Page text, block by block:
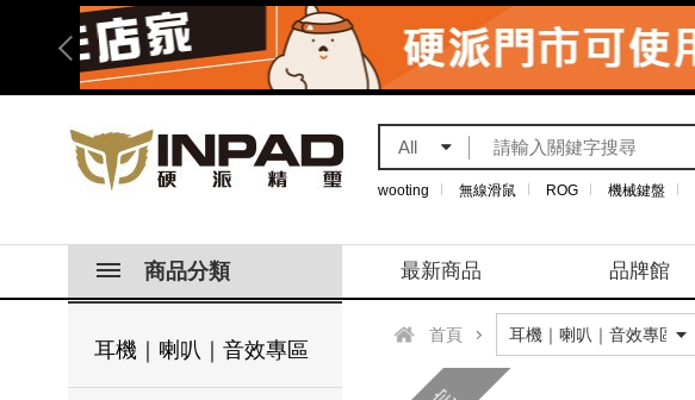
All
wooting 無線滑鼠 ROG 機械鍵盤
商品分類 最新商品 品牌館
耳機｜喇叭｜音效專區
首頁